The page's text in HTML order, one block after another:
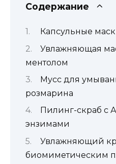
Содержание
Капсульные
Увлажняющая
ментолом
Мусс для
розмарина
Пилинг-скраб с
энзимами
Увлажняющий
биомиметическим